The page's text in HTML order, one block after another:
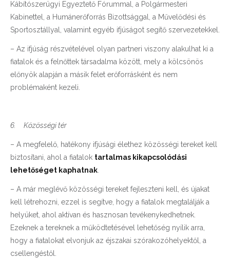
Kábítószerügyi Egyeztető Fórummal, a Polgármesteri
Kabinettel, a Humánerőforrás Bizottsággal, a Művelődési és
Sportosztállyal, valamint egyéb ifjúságot segítő szervezetekkel.
– Az ifjúság részvételével olyan partneri viszony alakulhat ki a
fiatalok és a felnőttek társadalma között, mely a kölcsönös
előnyök alapján a másik felet erőforrásként és nem
problémaként kezeli.
6. Közösségi tér
– A megfelelő, hatékony ifjúsági élethez közösségi tereket kell
biztosítani, ahol a fiatalok tartalmas kikapcsolódási
lehetőséget kaphatnak
– A már meglévő közösségi tereket fejleszteni kell, és újakat
kell létrehozni, ezzel is segítve, hogy a fiatalok megtalálják a
helyüket, ahol aktívan és hasznosan tevékenykedhetnek.
Ezeknek a tereknek a működtetésével lehetőség nyílik arra,
hogy a fiatalokat elvonjuk az éjszakai szórakozóhelyektől, a
csellengéstől.